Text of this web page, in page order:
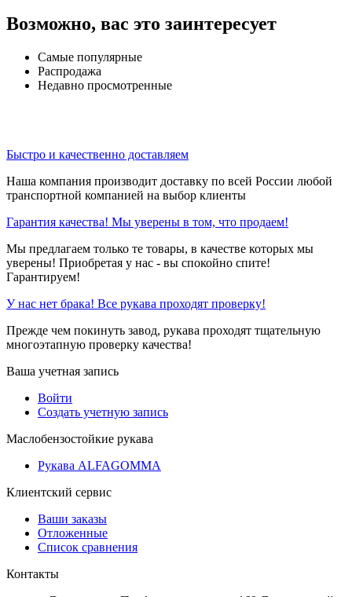
Возможно, вас это заинтересует
Самые популярные
Распродажа
Недавно просмотренные
Быстро и качественно доставляем
Наша компания производит доставку по всей России любой
транспортной компанией на выбор клиенты
Гарантия качества! Мы уверены в том, что продаем!
Мы предлагаем только те товары, в качестве которых мы
уверены! Приобретая у нас - вы спокойно спите!
Гарантируем!
У нас нет брака! Все рукава проходят проверку!
Прежде чем покинуть завод, рукава проходят тщательную
многоэтапную проверку качества!
Ваша учетная запись
Войти
Создать учетную запись
Маслобензостойкие рукава
Рукава ALFAGOMMA
Клиентский сервис
Ваши заказы
Отложенные
Список сравнения
Контакты